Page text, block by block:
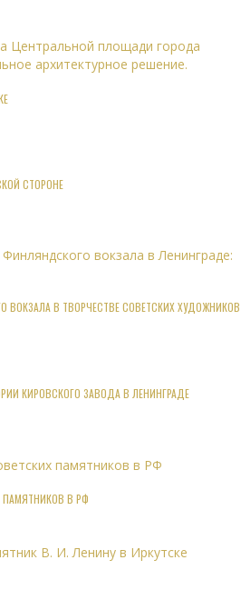
СТОРОНЕ
ВОКЗАЛА В ТВОРЧЕСТВЕ СОВЕТСКИХ ХУДОЖНИКОВ
КИРОВСКОГО ЗАВОДА В ЛЕНИНГРАДЕ
ПАМЯТНИКОВ В РФ